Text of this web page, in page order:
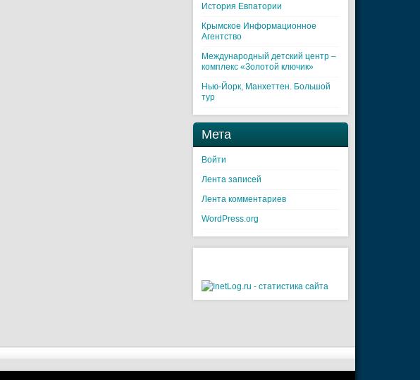
История Евпатории
Крымское Информационное
Агентство
Международный детский центр –
комплекс «Золотой ключик»
Нью-Йорк, Манхеттен. Большой
тур
Мета
Войти
Лента записей
Лента комментариев
WordPress.org